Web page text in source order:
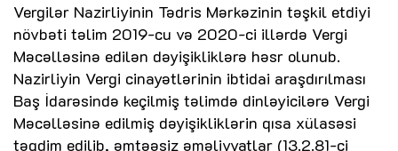
Vergilər Nazirliyinin Tədris Mərkəzinin təşkil etdiyi
növbəti təlim 2019-cu və 2020-ci illərdə Vergi
Məcəlləsinə edilən dəyişikliklərə həsr olunub.
Nazirliyin Vergi cinayətlərinin ibtidai araşdırılması
Baş İdarəsində keçilmiş təlimdə dinləyicilərə Vergi
Məcəlləsinə edilmiş dəyişikliklərin qısa xülasəsi
təqdim edilib, əmtəəsiz əməliyyatlar (13.2.81-ci